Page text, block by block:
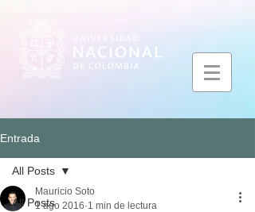
Entrada
All Posts
All Posts
Mauricio Soto
1 ago 2016 1 min de lectura